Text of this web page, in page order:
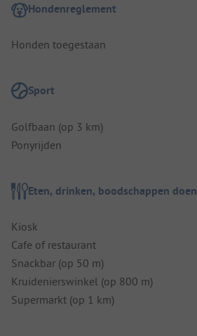
Hondenreglement
Honden toegestaan
Sport
Golfbaan (op 3 km)
Ponyrijden
Eten, drinken, boodschappen doen
Kiosk
Cafe of restaurant
Snackbar (op 50 m)
Kruidenierswinkel (op 800 m)
Supermarkt (op 1 km)